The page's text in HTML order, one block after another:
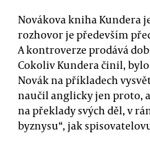
Novákova kniha Kundera
rozhovor je především
A kontroverze prodává
Cokoliv Kundera činil,
Novák na příkladech
naučil anglicky jen proto,
na překlady svých děl, v
byznysu“, jak